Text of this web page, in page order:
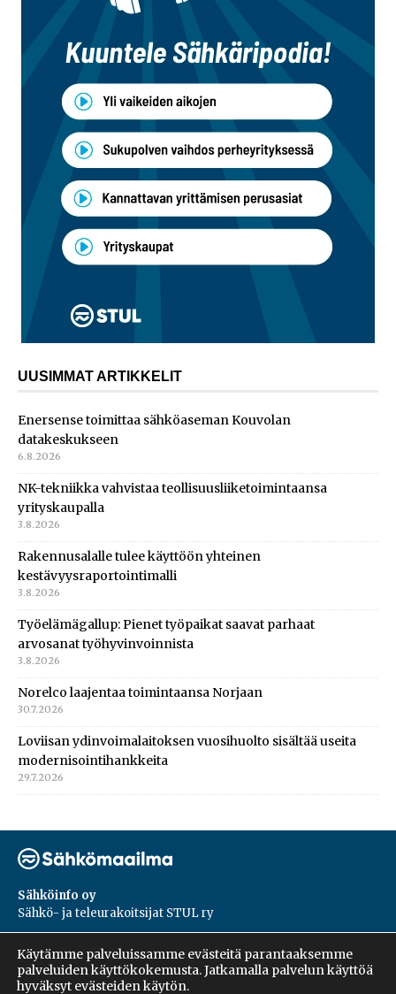
UUSIMMAT ARTIKKELIT
Enersense toimittaa sähköaseman Kouvolan
datakeskukseen
6.8.2026
NK-tekniikka vahvistaa teollisuusliiketoimintaansa
yrityskaupalla
3.8.2026
Rakennusalalle tulee käyttöön yhteinen
kestävyysraportointimalli
3.8.2026
Työelämägallup: Pienet työpaikat saavat parhaat
arvosanat työhyvinvoinnista
3.8.2026
Norelco laajentaa toimintaansa Norjaan
30.7.2026
Loviisan ydinvoimalaitoksen vuosihuolto sisältää useita
modernisointihankkeita
29.7.2026
Sähköinfo oy
Sähkö- ja teleurakoitsijat STUL ry
PL 55, 02601, Espoo
Harakantie 18 B
09 5476 1422
Käytämme palveluissamme evästeitä parantaaksemme
palveluiden käyttökokemusta. Jatkamalla palvelun käyttöä
hyväksyt evästeiden käytön.